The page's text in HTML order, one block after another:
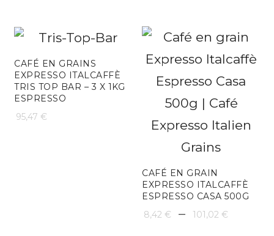
CAFÉ EN GRAINS
EXPRESSO ITALCAFFÈ
TRIS TOP BAR – 3 X 1KG
ESPRESSO
95,47 €
CAFÉ EN GRAIN
EXPRESSO ITALCAFFÈ
ESPRESSO CASA 500G
8,42 € – 101,02 €